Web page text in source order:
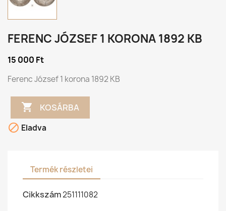
FERENC JÓZSEF 1 KORONA 1892 KB
15 000 Ft
Ferenc József 1 korona 1892 KB
 KOSÁRBA
 Eladva
Termék részletei
Cikkszám251111082